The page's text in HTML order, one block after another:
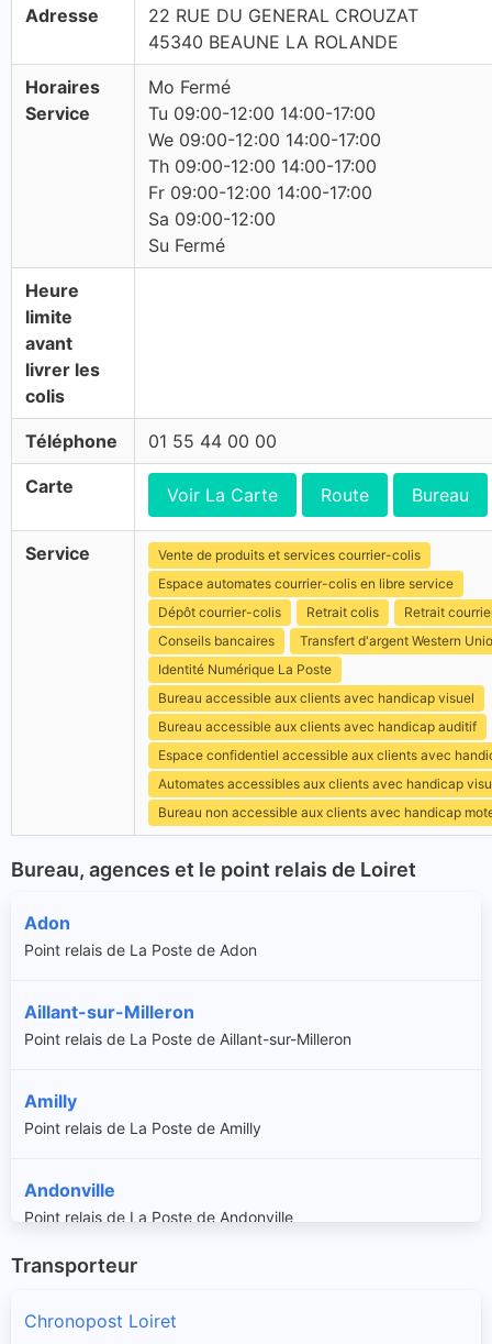
Adresse
22 RUE DU GENERAL CROUZAT
45340 BEAUNE LA ROLANDE
Horaires
Service
Mo Fermé
Tu 09:00-12:00 14:00-17:00
We 09:00-12:00 14:00-17:00
Th 09:00-12:00 14:00-17:00
Fr 09:00-12:00 14:00-17:00
Sa 09:00-12:00
Su Fermé
Heure
limite
avant
livrer les
colis
Téléphone 01 55 44 00 00
Carte Voir La Carte Route Bureau
Service
Vente de produits et services courrier-colis
Espace automates courrier-colis en libre service
Dépôt courrier-colis
Retrait colis
Retrait
Conseils bancaires
Transfert d'argent Western
Identité Numérique La Poste
Bureau accessible aux clients avec handicap visuel
Bureau accessible aux clients avec handicap auditif
Espace confidentiel accessible aux clients avec
Automates accessibles aux clients avec handicap
Bureau non accessible aux clients avec handicap
Bureau, agences et le point relais de Loiret
Adon
Point relais de La Poste de Adon
Aillant-sur-Milleron
Point relais de La Poste de Aillant-sur-Milleron
Amilly
Point relais de La Poste de Amilly
Andonville
Point relais de La Poste de Andonville
Ardon
Transporteur
Chronopost Loiret